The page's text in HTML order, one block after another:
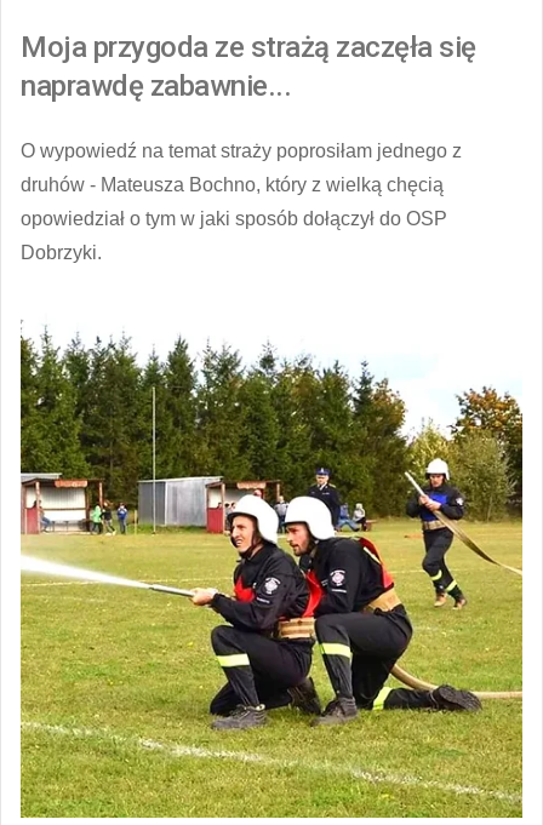
Moja przygoda ze strażą zaczęła się
naprawdę zabawnie...
O wypowiedź na temat straży poprosiłam jednego z
druhów - Mateusza Bochno, który z wielką chęcią
opowiedział o tym w jaki sposób dołączył do OSP
Dobrzyki.